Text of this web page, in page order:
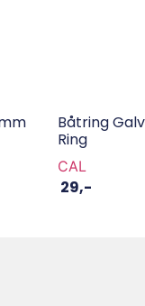
Båtring
Ring
CAL
29,-